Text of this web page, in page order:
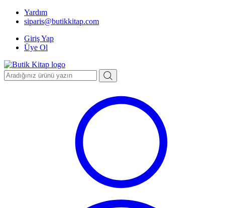
Yardım
siparis@butikkitap.com
Giriş Yap
Üye Ol